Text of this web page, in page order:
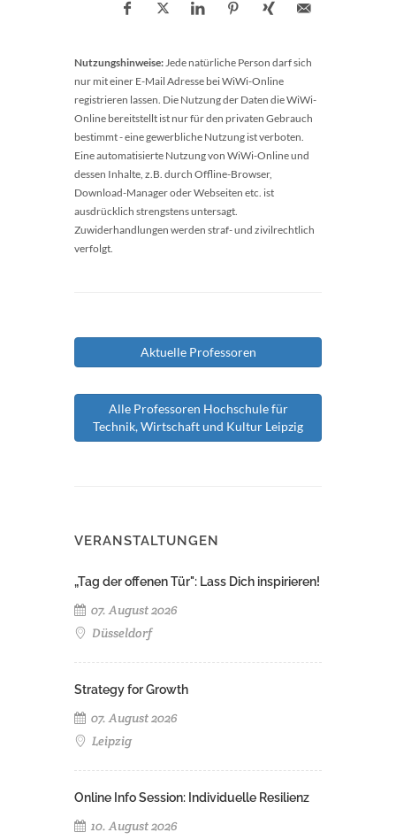
Nutzungshinweise:Jede natürliche Person darf sich
nur mit einer E-Mail Adresse bei WiWi-Online
registrieren lassen. Die Nutzung der Daten die WiWi-
Online bereitstellt ist nur für den privaten Gebrauch
bestimmt - eine gewerbliche Nutzung ist verboten.
Eine automatisierte Nutzung von WiWi-Online und
dessen Inhalte, z.B. durch Offline-Browser,
Download-Manager oder Webseiten etc. ist
ausdrücklich strengstens untersagt.
Zuwiderhandlungen werden straf- und zivilrechtlich
verfolgt.
Aktuelle Professoren
Alle Professoren Hochschule für
Technik, Wirtschaft und Kultur Leipzig
VERANSTALTUNGEN
„Tag der offenen Tür": Lass Dich inspirieren!
07. August 2026
Düsseldorf
Strategy for Growth
07. August 2026
Leipzig
Online Info Session: Individuelle Resilienz
10. August 2026